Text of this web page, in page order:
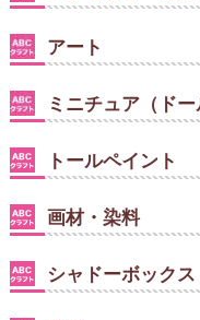
アート
ミニチュア（ドー
トールペイント
画材・染料
シャドーボックス